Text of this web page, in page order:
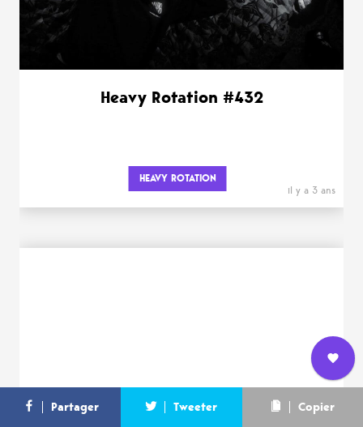
L’équipe
Nous
rejoindre
Newsletter
Partager Tweeter Copier
Heavy Rotation #432
HEAVY ROTATION
il y a 3 ans